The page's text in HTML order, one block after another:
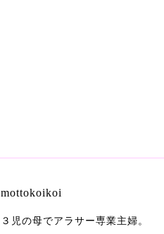
mottokoikoi
３児の母でアラサー専業主婦。